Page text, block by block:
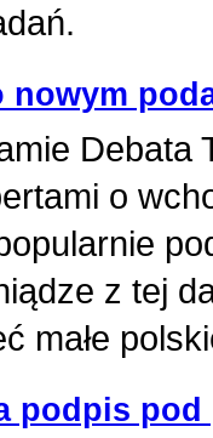
nowym
Debata
o
z tej
małe
podpis